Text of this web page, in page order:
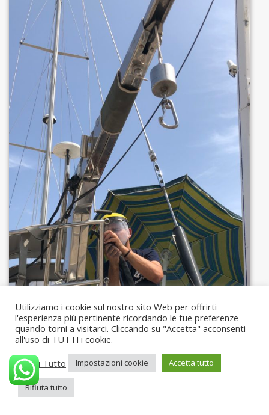
Utilizziamo i cookie sul nostro sito Web per offrirti
l'esperienza più pertinente ricordando le tue preferenze
quando torni a visitarci. Cliccando su "Accetta" acconsenti
all'uso di TUTTI i cookie.
Leggi Tutto
Impostazioni cookie Accetta tutto
Rifiuta tutto